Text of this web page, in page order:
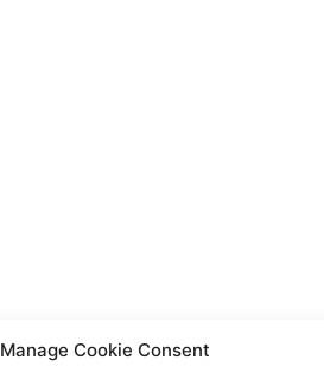
Manage Cookie Consent